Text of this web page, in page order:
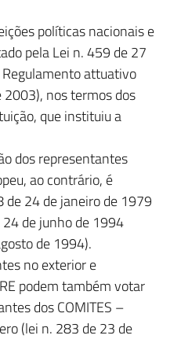
políticas nacionais e
pela Lei n. 459 de 27
attuativo
2003), nos termos dos
que instituiu a
dos representantes
ao contrário, é
de 24 de janeiro de 1979
de junho de 1994
de 1994).
no exterior e
podem também votar
dos COMITES –
(lei n. 283 de 23 de